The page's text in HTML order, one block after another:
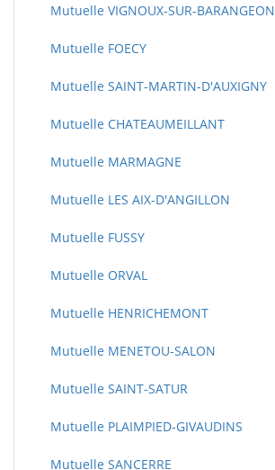
Mutuelle VIGNOUX-SUR-BARANGEON
Mutuelle FOECY
Mutuelle SAINT-MARTIN-D'AUXIGNY
Mutuelle CHATEAUMEILLANT
Mutuelle MARMAGNE
Mutuelle LES AIX-D'ANGILLON
Mutuelle FUSSY
Mutuelle ORVAL
Mutuelle HENRICHEMONT
Mutuelle MENETOU-SALON
Mutuelle SAINT-SATUR
Mutuelle PLAIMPIED-GIVAUDINS
Mutuelle SANCERRE